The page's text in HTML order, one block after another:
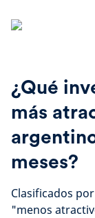
¿Qué
más
meses?
Clasificados
"menos